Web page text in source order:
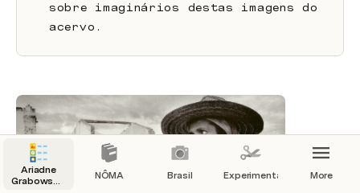
sobre imaginários destas imagens do
acervo.
Ariadne
Grabowski |
NÔMA Brasil Experimentações More